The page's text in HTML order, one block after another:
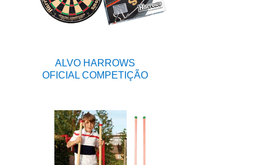
ALVO HARROWS
OFICIAL COMPETIÇÃO